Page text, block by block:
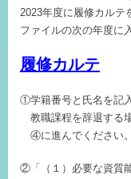
2023年度に履修カルテ
ファイルの次の年度に
履修カルテ
①学籍番号と氏名を記
教職課程を辞退する
④に進んでください。
②「（１）必要な資質